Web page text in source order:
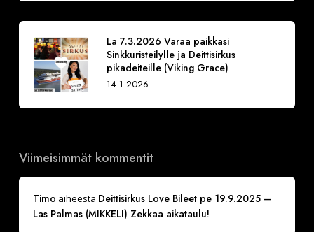
La 7.3.2026 Varaa paikkasi
Sinkkuristeilylle ja Deittisirkus
pikadeiteille (Viking Grace)
14.1.2026
Viimeisimmät kommentit
Timo aiheesta Deittisirkus Love Bileet pe 19.9.2025 –
Las Palmas (MIKKELI) Zekkaa aikataulu!